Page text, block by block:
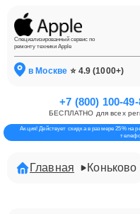
Специализированный сервис по
ремонту техники Apple
в Москве ⭐ 4.9 (1000+)
+7 (800) 100-
БЕСПЛАТНО для всех
Акция! Действует скидка в размере 25% на
Главная Коньково